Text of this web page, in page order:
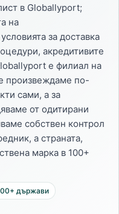
в Globallyport;
на
за доставка
акредитивите
е филиал на
произвеждаме по-
сами, а за
от одитирани
собствен контрол
а страната,
марка в 100+
държави